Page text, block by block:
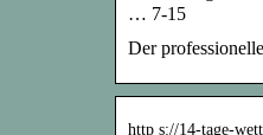
… 7-15
Der
http s://14-tage-